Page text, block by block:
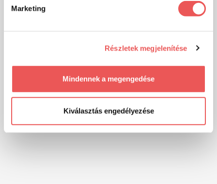
Marketing
Részletek megjelenítése
Mindennek a megengedése
Kiválasztás engedélyezése